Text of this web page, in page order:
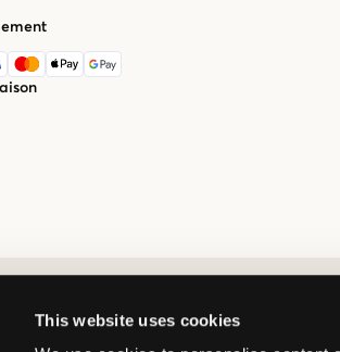
This website uses cookies